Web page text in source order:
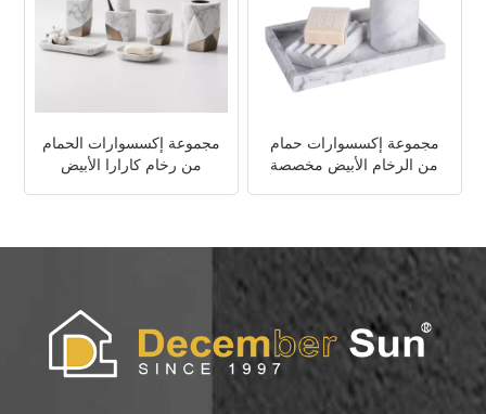
مجموعة إكسسوارات الحمام
من رخام كارارا الأبيض
مجموعة إكسسوارات حمام
من الرخام الأبيض مخصصة